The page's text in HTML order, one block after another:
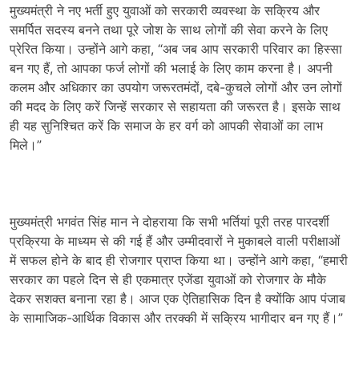
मुख्यमंत्री ने नए भर्ती हुए युवाओं को सरकारी व्यवस्था के सक्रिय और
समर्पित सदस्य बनने तथा पूरे जोश के साथ लोगों की सेवा करने के लिए
प्रेरित किया। उन्होंने आगे कहा, “अब जब आप सरकारी परिवार का हिस्सा
बन गए हैं, तो आपका फर्ज लोगों की भलाई के लिए काम करना है। अपनी
कलम और अधिकार का उपयोग जरूरतमंदों, दबे-कुचले लोगों और उन लोगों
की मदद के लिए करें जिन्हें सरकार से सहायता की जरूरत है। इसके साथ
ही यह सुनिश्चित करें कि समाज के हर वर्ग को आपकी सेवाओं का लाभ
मिले।”
मुख्यमंत्री भगवंत सिंह मान ने दोहराया कि सभी भर्तियां पूरी तरह पारदर्शी
प्रक्रिया के माध्यम से की गई हैं और उम्मीदवारों ने मुकाबले वाली परीक्षाओं
में सफल होने के बाद ही रोजगार प्राप्त किया था। उन्होंने आगे कहा, “हमारी
सरकार का पहले दिन से ही एकमात्र एजेंडा युवाओं को रोजगार के मौके
देकर सशक्त बनाना रहा है। आज एक ऐतिहासिक दिन है क्योंकि आप पंजाब
के सामाजिक-आर्थिक विकास और तरक्की में सक्रिय भागीदार बन गए हैं।”